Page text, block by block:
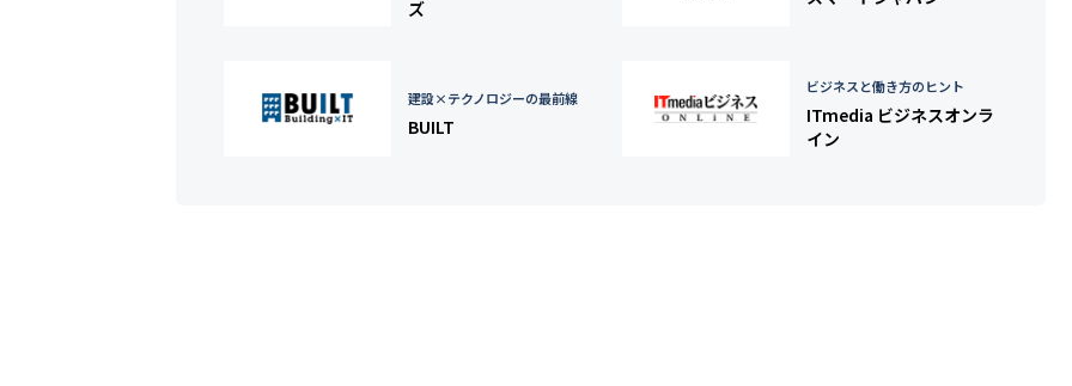
ズ
建設×テクノロジーの最前線
BUILT
ビジネスと働き方のヒント
ITmedia ビジネスオンラ
イン